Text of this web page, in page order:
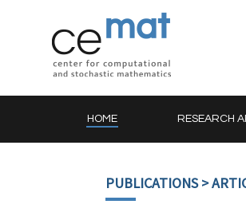
HOME RESEARCH
PUBLICATIONS>